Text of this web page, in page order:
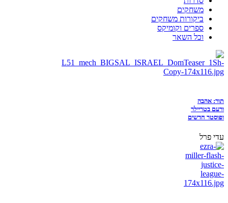
משחקים
ביקורות משחקים
ספרים וקומיקס
וכל השאר
תור: אהבה
ורעם בטריילר
ופוסטר חדשים
עדי פרל